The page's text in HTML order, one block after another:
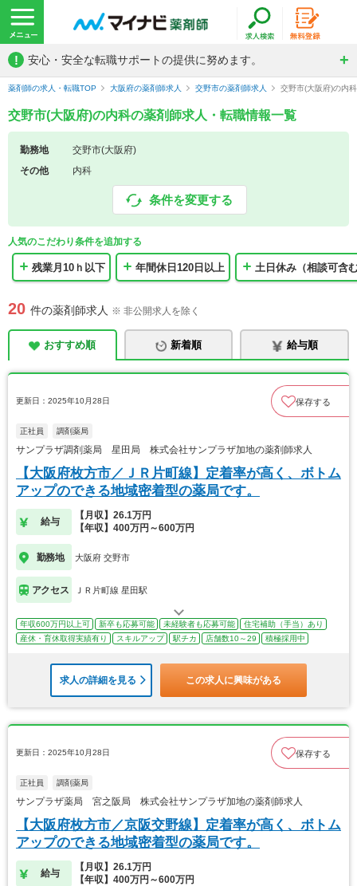
! 安心・安全な転職サポートの提供に努めます。
薬剤師の求人・転職TOP 大阪府の薬剤師求人 交野市の薬剤師求人 交野市(大阪府)の内
交野市(大阪府)の内科の薬剤師求人・転職情報一覧
勤務地
交野市(大阪府)
その他
内科
条件を変更する
人気のこだわり条件を追加する
残業月10ｈ以下 年間休日120日以上 土日休み（相談可含
20 件の薬剤師求人 ※ 非公開求人を除く
おすすめ順 新着順 給与順
更新日：2025年10月28日 保存する
正社員 調剤薬局
サンプラザ調剤薬局 星田局 株式会社サンプラザ加地の薬剤師求人
【大阪府枚方市／ＪＲ片町線】定着率が高く、ボトム
アップのできる地域密着型の薬局です。
給与
【月収】26.1万円
【年収】400万円～600万円
勤務地 大阪府 交野市
アクセス ＪＲ片町線 星田駅
年収600万円以上可 新卒も応募可能 未経験者も応募可能
住宅補助（手当）あり
産休・育休取得実績有り
スキルアップ 駅チカ 店舗数10～29 積極採用中
求人の詳細を見る この求人に興味がある
更新日：2025年10月28日 保存する
正社員 調剤薬局
サンプラザ薬局 宮之阪局 株式会社サンプラザ加地の薬剤師求人
【大阪府枚方市／京阪交野線】定着率が高く、ボトム
アップのできる地域密着型の薬局です。
給与
【月収】26.1万円
【年収】400万円～600万円